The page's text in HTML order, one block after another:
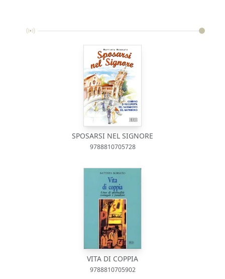
SPOSARSI NEL SIGNORE
9788810705728
VITA DI COPPIA
9788810705902